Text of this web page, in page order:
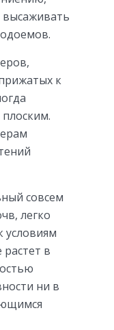
к
совсем
легко
условиям
в
ни в